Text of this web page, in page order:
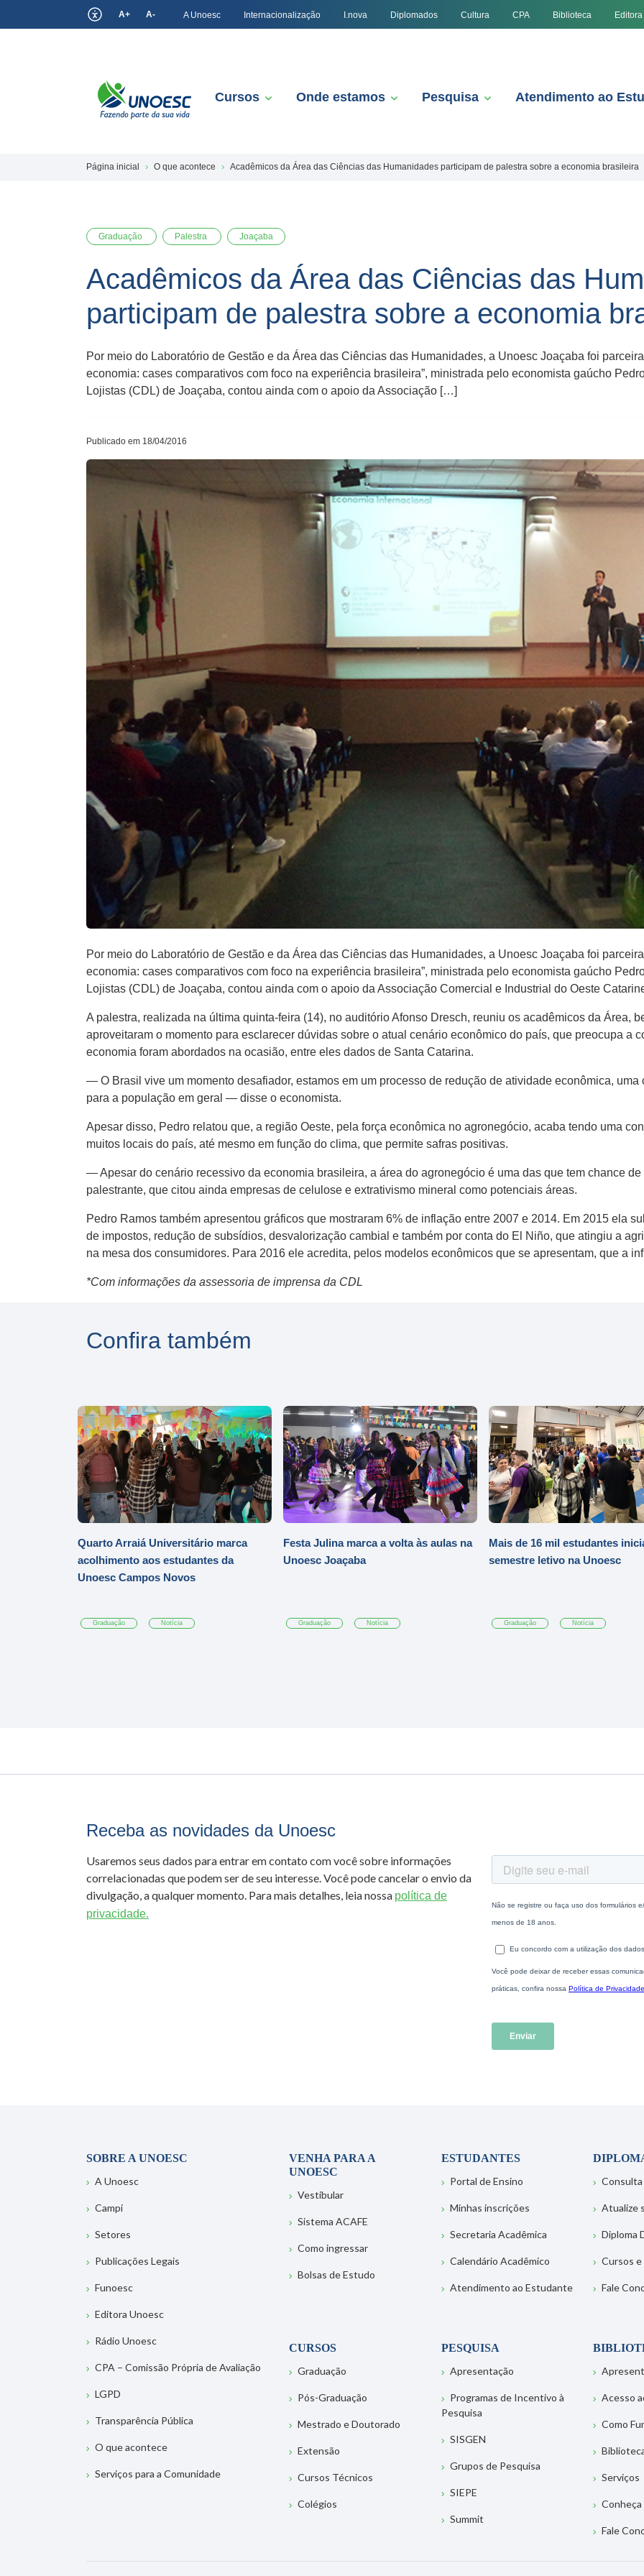
A+ A- A Unoesc Internacionalização I.nova Diplomados Cultura CPA Biblioteca Editora
Cursos Onde estamos Pesquisa Atendimento ao
Página inicial O que acontece Acadêmicos da Área das Ciências das Humanidades participam de palestra sobre a economia brasileira
Graduação Palestra Joaçaba
Acadêmicos da Área das Ciências das
participam de palestra sobre a economia
Por meio do Laboratório de Gestão e da Área das Ciências das Humanidades, a Unoesc Joaçaba foi
economia: cases comparativos com foco na experiência brasileira”, ministrada pelo economista gaúcho
Lojistas (CDL) de Joaçaba, contou ainda com o apoio da Associação […]
Publicado em 18/04/2016
Por meio do Laboratório de Gestão e da Área das Ciências das Humanidades, a Unoesc Joaçaba foi
economia: cases comparativos com foco na experiência brasileira”, ministrada pelo economista gaúcho
Lojistas (CDL) de Joaçaba, contou ainda com o apoio da Associação Comercial e Industrial do Oeste
A palestra, realizada na última quinta-feira (14), no auditório Afonso Dresch, reuniu os acadêmicos da Área,
aproveitaram o momento para esclarecer dúvidas sobre o atual cenário econômico do país, que preocupa a
economia foram abordados na ocasião, entre eles dados de Santa Catarina.
— O Brasil vive um momento desafiador, estamos em um processo de redução de atividade econômica,
para a população em geral — disse o economista.
Apesar disso, Pedro relatou que, a região Oeste, pela força econômica no agronegócio, acaba tendo uma
muitos locais do país, até mesmo em função do clima, que permite safras positivas.
— Apesar do cenário recessivo da economia brasileira, a área do agronegócio é uma das que tem chance
palestrante, que citou ainda empresas de celulose e extrativismo mineral como potenciais áreas.
Pedro Ramos também apresentou gráficos que mostraram 6% de inflação entre 2007 e 2014. Em 2015 ela
de impostos, redução de subsídios, desvalorização cambial e também por conta do El Niño, que atingiu a
na mesa dos consumidores. Para 2016 ele acredita, pelos modelos econômicos que se apresentam, que a
*Com informações da assessoria de imprensa da CDL
Confira também
Quarto Arraiá Universitário marca
acolhimento aos estudantes da
Unoesc Campos Novos
Graduação Notícia
Festa Julina marca a volta às aulas na
Unoesc Joaçaba
Graduação Notícia
Mais de 16 mil estudantes
semestre letivo na Unoesc
Graduação Notícia
Receba as novidades da Unoesc
Usaremos seus dados para entrar em contato com você sobre informações
correlacionadas que podem ser de seu interesse. Você pode cancelar o envio da
divulgação, a qualquer momento. Para mais detalhes, leia nossa política de
privacidade.
SOBRE A UNOESC
A Unoesc
Campi
Setores
Publicações Legais
Funoesc
Editora Unoesc
Rádio Unoesc
CPA – Comissão Própria de Avaliação
LGPD
Transparência Pública
O que acontece
Serviços para a Comunidade
VENHA PARA A
UNOESC
Vestibular
Sistema ACAFE
Como ingressar
Bolsas de Estudo
ESTUDANTES
Portal de Ensino
Minhas inscrições
Secretaria Acadêmica
Calendário Acadêmico
Atendimento ao Estudante
Consulta
Atualize
Diploma
Cursos
Fale
CURSOS
Graduação
Pós-Graduação
Mestrado e Doutorado
Extensão
Cursos Técnicos
Colégios
PESQUISA
Apresentação
Programas de Incentivo à
Pesquisa
SISGEN
Grupos de Pesquisa
SIEPE
Summit
Acesso
Como
Serviços
Fale